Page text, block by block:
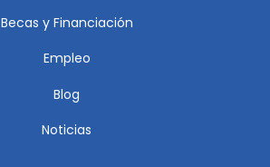
Becas y Financiación
Empleo
Blog
Noticias